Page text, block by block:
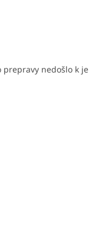
prepravy nedošlo k